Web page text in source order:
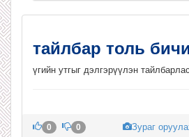
тайлбар толь
үгийн утгыг дэлгэрүүлэн
Зураг
0 0